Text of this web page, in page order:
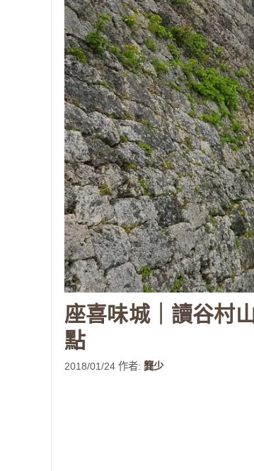
座喜味城｜讀谷村
點
2018/01/24 作者: 龔少